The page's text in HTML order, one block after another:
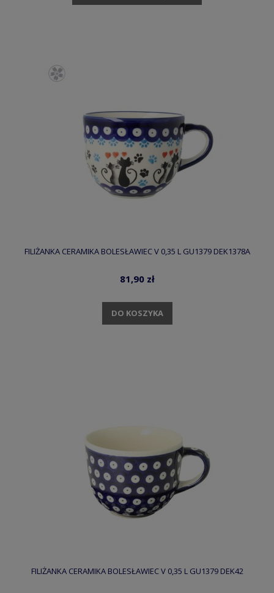
FILIŻANKA CERAMIKA BOLESŁAWIEC V 0,35 L GU1379 DEK1378A
81,90 zł
DO KOSZYKA
FILIŻANKA CERAMIKA BOLESŁAWIEC V 0,35 L GU1379 DEK42